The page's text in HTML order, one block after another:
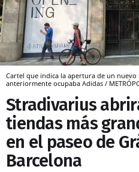
Cartel que indica la apertura de un
anteriormente ocupaba Adidas /
Stradivarius
tiendas más
en el paseo de
Barcelona